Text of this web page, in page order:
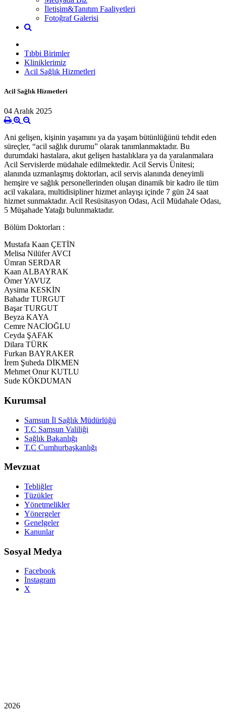
İletişim&Tanıtım Faaliyetleri
Fotoğraf Galerisi
Tıbbi Birimler
Kliniklerimiz
Acil Sağlık Hizmetleri
Acil Sağlık Hizmetleri
04 Aralık 2025
Ani gelişen, kişinin yaşamını ya da yaşam bütünlüğünü tehdit eden
süreçler, “acil sağlık durumu” olarak tanımlanmaktadır. Bu
durumdaki hastalara, akut gelişen hastalıklara ya da yaralanmalara
Acil Servislerde müdahale edilmektedir. Acil Servis Ünitesi;
alanında uzmanlaşmış doktorları, acil servis alanında deneyimli
hemşire ve sağlık personellerinden oluşan dinamik bir kadro ile tüm
acil vakalara, multidisipliner hizmet anlayışı içinde 7 gün 24 saat
hizmet sunmaktadır. Acil Resüsitasyon Odası, Acil Müdahale Odası,
5 Müşahade Yatağı bulunmaktadır.
Bölüm Doktorları :
Mustafa Kaan ÇETİN
Melisa Nilüfer AVCI
Ümran SERDAR
Kaan ALBAYRAK
Ömer YAVUZ
Aysima KESKİN
Bahadır TURGUT
Başar TURGUT
Beyza KAYA
Cemre NACİOĞLU
Ceyda ŞAFAK
Dilara TÜRK
Furkan BAYRAKER
İrem Şuheda DİKMEN
Mehmet Onur KUTLU
Sude KÖKDUMAN
Kurumsal
Samsun İl Sağlık Müdürlüğü
T.C Samsun Valiliği
Sağlık Bakanlığı
T.C Cumhurbaşkanlığı
Mevzuat
Tebliğler
Tüzükler
Yönetmelikler
Yönergeler
Genelgeler
Kanunlar
Sosyal Medya
Facebook
İnstagram
X
2026